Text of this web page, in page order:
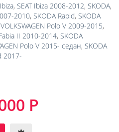
, SEAT Ibiza 2008-2012, SKODA,
2010, SKODA Rapid, SKODA
VOLKSWAGEN Polo V 2009-2015,
II 2010-2014, SKODA
Polo V 2015- седан, SKODA
2017-
Р